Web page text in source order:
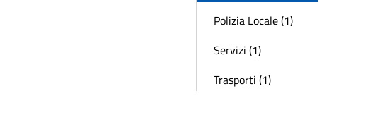
Polizia Locale (1)
Servizi (1)
Trasporti (1)